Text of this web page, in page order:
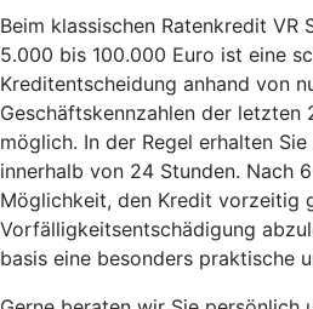
Beim klassischen Ratenkredit VR
5.000 bis 100.000 Euro ist eine
Kreditentscheidung anhand von
Geschäftskennzahlen der letzten
möglich. In der Regel erhalten
innerhalb von 24 Stunden. Nach
Möglichkeit, den Kredit vorzeitig
Vorfälligkeitsentschädigung
basis eine besonders praktische